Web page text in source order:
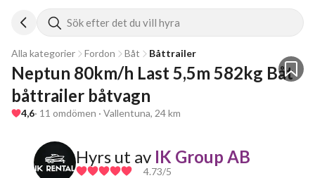
Sök efter det du vill hyra
Alla kategorier Fordon Båt Båttrailer
Neptun 80km/h Last 5,5m 582kg Båt
båttrailer båtvagn
4,6· 11 omdömen · Vallentuna, 24 km
Hyrs ut av IK Group AB
4.73/5